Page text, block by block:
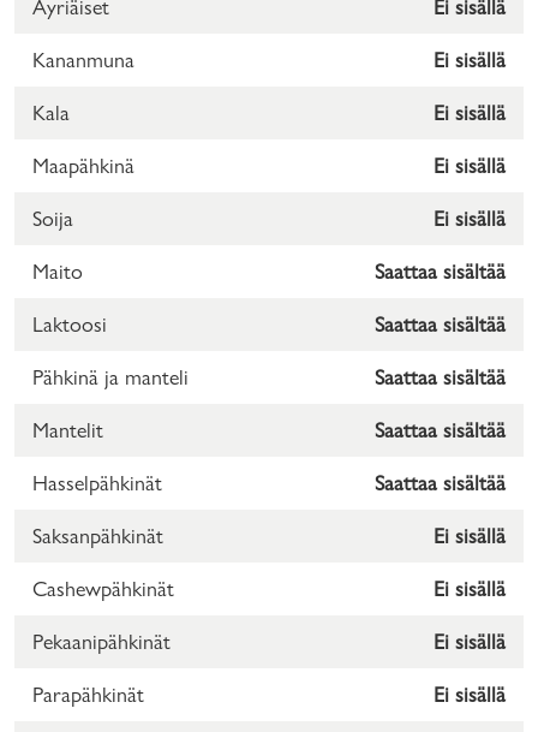
Äyriäiset Ei sisällä
Kananmuna Ei sisällä
Kala Ei sisällä
Maapähkinä Ei sisällä
Soija Ei sisällä
Maito Saattaa sisältää
Laktoosi Saattaa sisältää
Pähkinä ja manteli Saattaa sisältää
Mantelit Saattaa sisältää
Hasselpähkinät Saattaa sisältää
Saksanpähkinät Ei sisällä
Cashewpähkinät Ei sisällä
Pekaanipähkinät Ei sisällä
Parapähkinät Ei sisällä